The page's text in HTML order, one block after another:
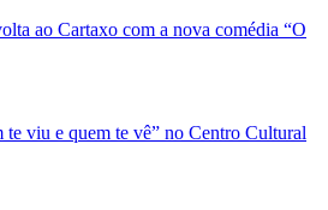
ao Cartaxo com a nova comédia “O
te viu e quem te vê” no Centro Cultural